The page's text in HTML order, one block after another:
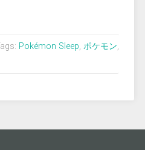
Pokémon Sleep, ポケモン,